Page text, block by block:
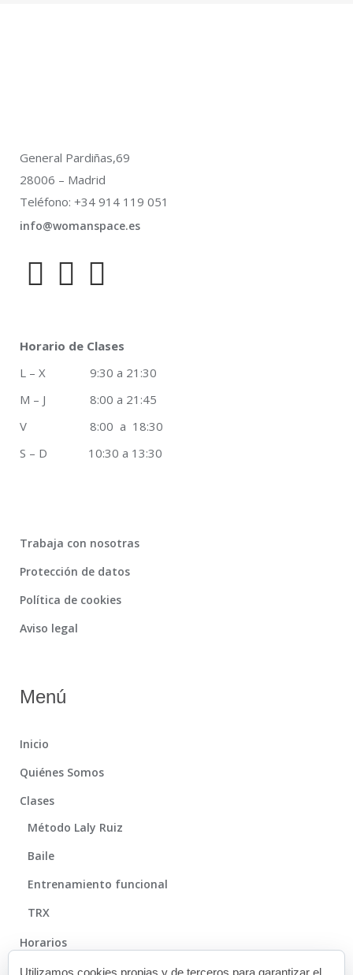
General Pardiñas,69
28006 – Madrid
Teléfono: +34 914 119 051
info@womanspace.es
Horario de Clases
L – X 9:30 a 21:30
M – J 8:00 a 21:45
V 8:00 a 18:30
S – D 10:30 a 13:30
Trabaja con nosotras
Protección de datos
Política de cookies
Aviso legal
Menú
Inicio
Quiénes Somos
Clases
Método Laly Ruiz
Baile
Entrenamiento funcional
TRX
Horarios
Método
Utilizamos cookies propias y de terceros para garantizar el